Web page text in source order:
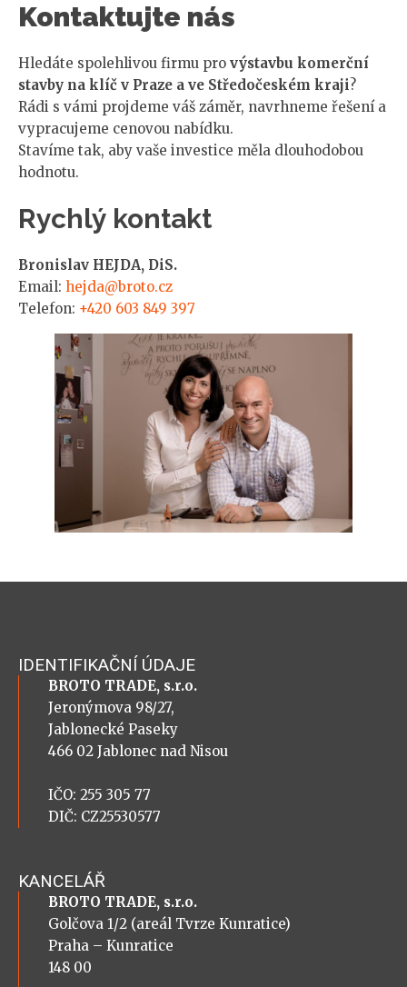
Kontaktujte nás
Hledáte spolehlivou firmu pro výstavbu komerční
stavby na klíč v Praze a ve Středočeském kraji?
Rádi s vámi projdeme váš záměr, navrhneme řešení a
vypracujeme cenovou nabídku.
Stavíme tak, aby vaše investice měla dlouhodobou
hodnotu.
Rychlý kontakt
Bronislav HEJDA, DiS.
Email: hejda@broto.cz
Telefon: +420 603 849 397
IDENTIFIKAČNÍ ÚDAJE
BROTO TRADE, s.r.o.
Jeronýmova 98/27,
Jablonecké Paseky
466 02 Jablonec nad Nisou
IČO: 255 305 77
DIČ: CZ25530577
KANCELÁŘ
BROTO TRADE, s.r.o.
Golčova 1/2 (areál Tvrze Kunratice)
Praha – Kunratice
148 00